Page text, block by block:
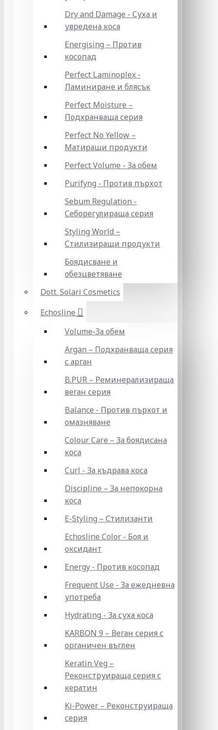
Dry and Damage - Суха и
увредена коса
Energising – Против
косопад
Perfect Laminoplex -
Ламиниране и блясък
Perfect Moisture –
Подхранваща серия
Perfect No Yellow –
Матиращи продукти
Perfect Volume - За обем
Purifyng - Против пърхот
Sebum Regulation -
Себорегулираща серия
Styling World –
Стилизиращи продукти
Боядисване и
обезцветяване
Dott. Solari Cosmetics
Echosline
Volume-За обем
Argan – Подхранваща серия
с арган
B.PUR – Реминерализираща
веган серия
Balance - Против пърхот и
омазняване
Colour Care – За боядисана
коса
Curl - За къдрава коса
Discipline – За непокорна
коса
E-Styling – Стилизанти
Echosline Color - Боя и
оксидант
Energy - Против косопад
Frequent Use - За ежедневна
употреба
Hydrating - За суха коса
KARBON 9 – Веган серия с
органичен въглен
Keratin Veg –
Реконструираща серия с
кератин
Ki-Power – Реконструираща
серия